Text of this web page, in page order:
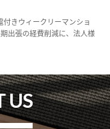
きウィークリーマンショ
出張の経費削減に、法人様
US